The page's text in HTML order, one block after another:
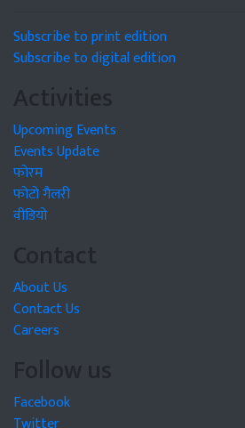
Subscribe to print edition
Subscribe to digital edition
Activities
Upcoming Events
Events Update
फोरम
फोटो गैलरी
वीडियो
Contact
About Us
Contact Us
Careers
Follow us
Facebook